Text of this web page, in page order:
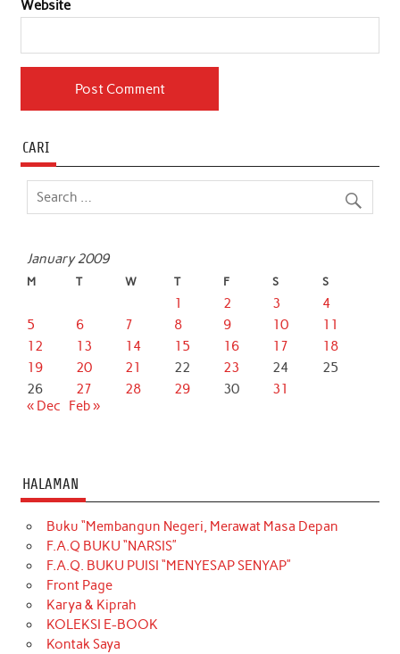
Website
CARI
January 2009
M T W T F S S
1 2 3
4
5
6 7 8 9 10
11
12
13 14 15 16 17
18
19
20 21 22 23 24
25
26
27 28 29 30
31
« Dec
Feb »
HALAMAN
Buku “Membangun Negeri, Merawat Masa Depan
F.A.Q BUKU “NARSIS”
F.A.Q. BUKU PUISI “MENYESAP SENYAP”
Front Page
Karya & Kiprah
KOLEKSI E-BOOK
Kontak Saya